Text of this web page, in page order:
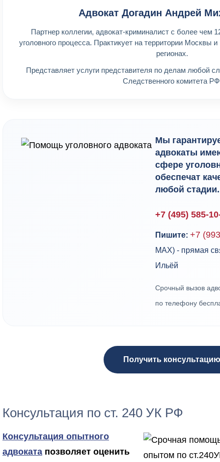
Адвокат Догадин Андрей
Партнер коллегии, адвокат-криминалист с более чем
уголовного процесса. Практикует на территории Москвы
регионах.
Представляет услуги представителя по делам любой
Следственного комитета
Мы
адвокаты
сфере
обеспечат
любой стадии.
+7 (495) 585-
Пишите: +7
MAX) - прямая
Ильёй
Срочный вызов
по телефону
Получить консультацию
Консультация по ст. 240 УК РФ
Консультация опытного
адвоката позволяет оценить